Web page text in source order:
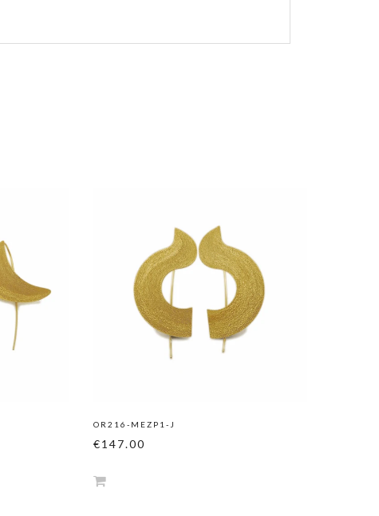
OR216-MEZP1-J
€147.00